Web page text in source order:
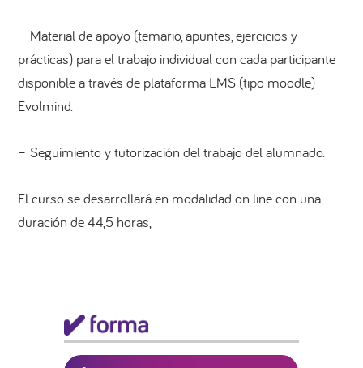
– Material de apoyo (temario, apuntes, ejercicios y
prácticas) para el trabajo individual con cada participante
disponible a través de plataforma LMS (tipo moodle)
Evolmind.
– Seguimiento y tutorización del trabajo del alumnado.
El curso se desarrollará en modalidad on line con una
duración de 44,5 horas,
Barra
lateral